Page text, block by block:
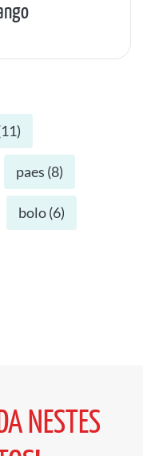
11)
paes (8)
bolo(6)
NESTES